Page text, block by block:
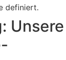
definiert.
Unsere